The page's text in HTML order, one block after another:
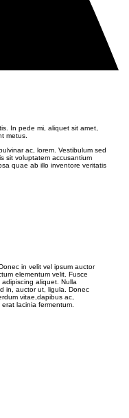
In pede mi, aliquet sit amet,
metus.
ac, lorem. Vestibulum sed
sit voluptatem accusantium
quae ab illo inventore veritatis
in velit vel ipsum auctor
elementum velit. Fusce
aliquet. Nulla
in, auctor ut, ligula. Donec
vitae,dapibus ac,
lacinia fermentum.